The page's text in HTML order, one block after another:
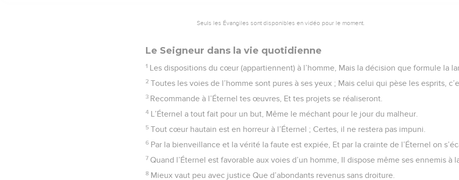
Seuls les Évangiles sont disponibles en vidéo pour le moment.
Le Seigneur dans la vie quotidienne
1 Les dispositions du cœur (appartiennent) à l’homme, Mais la décision que formule la
2 Toutes les voies de l’homme sont pures à ses yeux ; Mais celui qui pèse les esprits,
3 Recommande à l’Éternel tes œuvres, Et tes projets se réaliseront.
4 L’Éternel a tout fait pour un but, Même le méchant pour le jour du malheur.
5 Tout cœur hautain est en horreur à l’Éternel ; Certes, il ne restera pas impuni.
6 Par la bienveillance et la vérité la faute est expiée, Et par la crainte de l’Éternel on
7 Quand l’Éternel est favorable aux voies d’un homme, Il dispose même ses ennemis à
8 Mieux vaut peu avec justice Que d’abondants revenus sans droiture.